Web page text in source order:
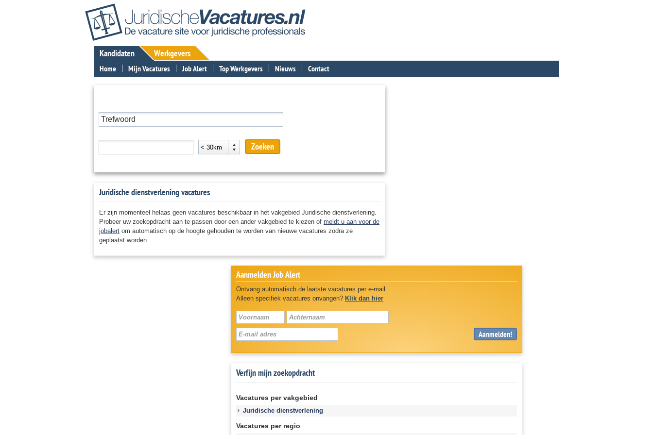
Kandidaten
Home Mijn Vacatures Job Alert Top Werkgevers Nieuws Contact
Werkgevers
< 30km
Zoeken
Juridische dienstverlening vacatures
Er zijn momenteel helaas geen vacatures beschikbaar in het vakgebied Juridische dienstverlening.
Probeer uw zoekopdracht aan te passen door een ander vakgebied te kiezen of meldt u aan voor de
jobalert om automatisch op de hoogte gehouden te worden van nieuwe vacatures zodra ze
geplaatst worden.
Aanmelden Job Alert
Ontvang automatisch de laatste vacatures per e-mail.
Alleen specifiek vacatures onvangen? Klik dan hier
Aanmelden!
Verfijn mijn zoekopdracht
Vacatures per vakgebied
Juridische dienstverlening
Vacatures per regio